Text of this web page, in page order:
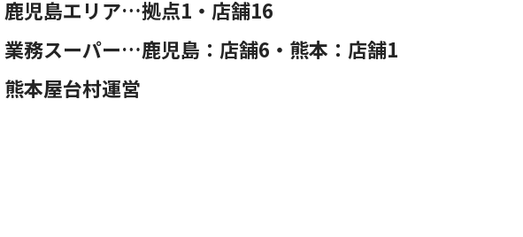
鹿児島エリア…拠点1・店舗16
業務スーパー…鹿児島：店舗6・熊本：店舗1
熊本屋台村運営